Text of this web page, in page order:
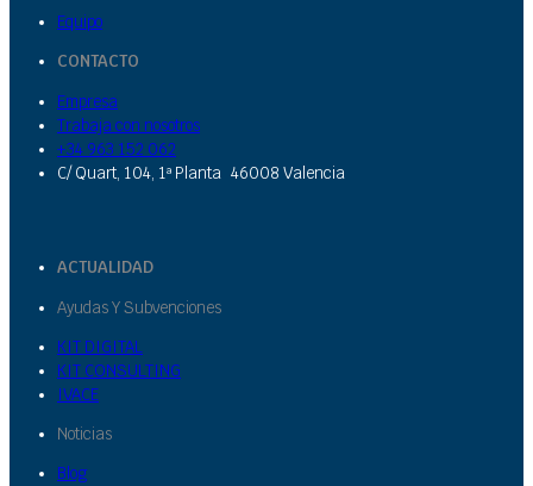
Equipo
CONTACTO
Empresa
Trabaja con nosotros
+34 963 152 062
C/ Quart, 104, 1ª Planta 46008 Valencia
ACTUALIDAD
Ayudas Y Subvenciones
KIT DIGITAL
KIT CONSULTING
IVACE
Noticias
Blog